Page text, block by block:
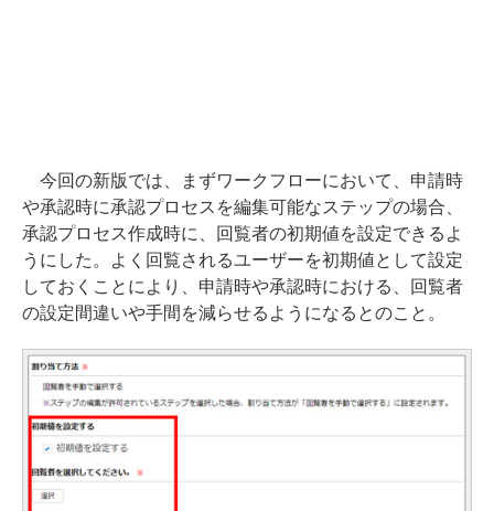
今回の新版では、まずワークフローにおいて、申請時
や承認時に承認プロセスを編集可能なステップの場合、
承認プロセス作成時に、回覧者の初期値を設定できるよ
うにした。よく回覧されるユーザーを初期値として設定
しておくことにより、申請時や承認時における、回覧者
の設定間違いや手間を減らせるようになるとのこと。